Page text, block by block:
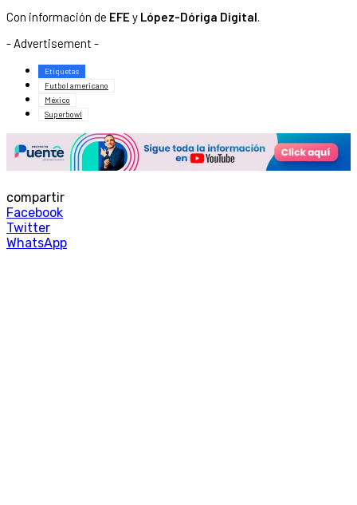
Con información de EFEy López-Dóriga Digital.
- Advertisement -
Etiquetas
Futbol americano
México
Superbowl
compartir
Facebook
Twitter
WhatsApp